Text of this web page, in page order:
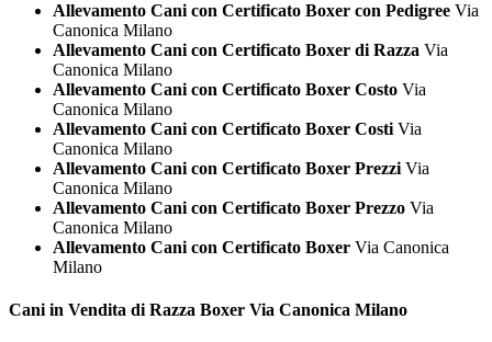
Allevamento Cani con Certificato Boxer con Pedigree Via
Canonica Milano
Allevamento Cani con Certificato Boxer di Razza Via
Canonica Milano
Allevamento Cani con Certificato Boxer Costo Via
Canonica Milano
Allevamento Cani con Certificato Boxer Costi Via
Canonica Milano
Allevamento Cani con Certificato Boxer Prezzi Via
Canonica Milano
Allevamento Cani con Certificato Boxer Prezzo Via
Canonica Milano
Allevamento Cani con Certificato Boxer Via Canonica
Milano
Cani in Vendita di Razza Boxer Via Canonica Milano